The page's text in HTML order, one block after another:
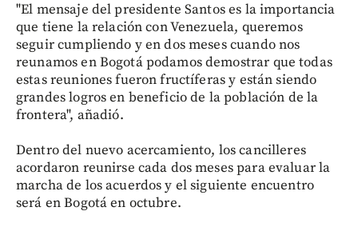
"El mensaje del presidente Santos es la importancia
que tiene la relación con Venezuela, queremos
seguir cumpliendo y en dos meses cuando nos
reunamos en Bogotá podamos demostrar que todas
estas reuniones fueron fructíferas y están siendo
grandes logros en beneficio de la población de la
frontera", añadió.
Dentro del nuevo acercamiento, los cancilleres
acordaron reunirse cada dos meses para evaluar la
marcha de los acuerdos y el siguiente encuentro
será en Bogotá en octubre.